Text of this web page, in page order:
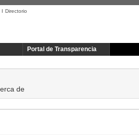
Directorio
Portal de Transparencia
de